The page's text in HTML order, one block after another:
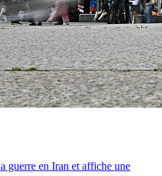
guerre en Iran et affiche une